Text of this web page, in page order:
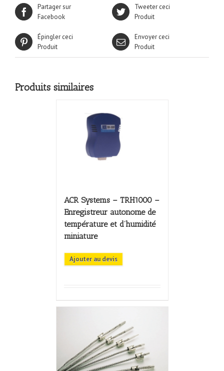
Partager sur
Facebook
Tweeter ceci
Produit
Épingler ceci
Produit
Envoyer ceci
Produit
Produits similaires
ACR Systems – TRH1000 –
Enregistreur autonome de
température et d’humidité
miniature
Ajouter au devis